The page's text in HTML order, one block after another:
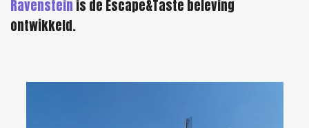
Ravenstein is de Escape&Taste beleving
ontwikkeld.